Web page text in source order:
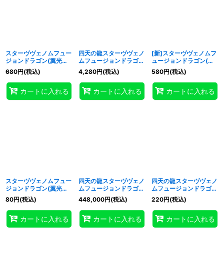
スターヴヴェノムフュー
ジョンドラゴン(翼光無)
【クォーターセンチュリ
ーシークレット】
{QCAC-JP038}《融
合》
680円(税込)
カートに入れる
四天の龍スターヴヴェノ
ムフュージョンドラゴン
【OFプリズマティック
シークレット】{LOCR-
JP013}《融合》
4,280円(税込)
カートに入れる
[新]スターヴヴェノムフ
ュージョンドラゴン(翼
光有)【クォーターセン
チュリーシークレット】
{QCAC-JP038}《融
合》
580円(税込)
カートに入れる
スターヴヴェノムフュー
ジョンドラゴン(翼光無)
【ウルトラ】{QCAC-
JP038}《融合》
80円(税込)
カートに入れる
四天の龍スターヴヴェノ
ムフュージョンドラゴン
【グランドマスター】
{LOCR-JP013}《融合》
448,000円(税込)
カートに入れる
四天の龍スターヴヴェノ
ムフュージョンドラゴン
【シークレット】
{LOCR-JP013}《融合》
220円(税込)
カートに入れる